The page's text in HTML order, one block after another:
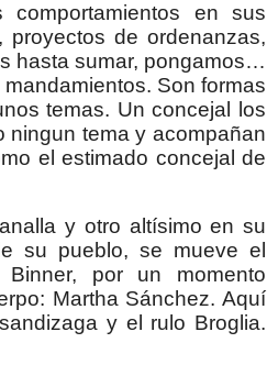
comportamientos en sus
de ordenanzas,
hasta sumar, pongamos…
Son formas
temas. Un concejal los
ningun tema y acompañan
el estimado concejal de
y otro altísimo en su
su pueblo, se mueve el
Binner, por un momento
Martha Sánchez. Aquí
y el rulo Broglia.